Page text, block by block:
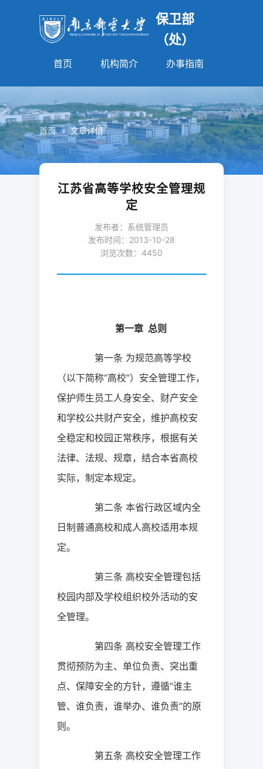
保卫部
（处）
首页 机构简介 办事指南
首页 > 文章详情
江苏省高等学校安全管理规
定
发布者：系统管理员
发布时间：2013-10-28
浏览次数： 4450
第一章 总则
第一条 为规范高等学校
（以下简称“高校”）安全管理工作，
保护师生员工人身安全、财产安全
和学校公共财产安全，维护高校安
全稳定和校园正常秩序，根据有关
法律、法规、规章，结合本省高校
实际，制定本规定。
第二条 本省行政区域内全
日制普通高校和成人高校适用本规
定。
第三条 高校安全管理包括
校园内部及学校组织校外活动的安
全管理。
第四条 高校安全管理工作
贯彻预防为主、单位负责、突出重
点、保障安全的方针，遵循“谁主
管、谁负责，谁举办、谁负责”的原
则。
第五条 高校安全管理工作